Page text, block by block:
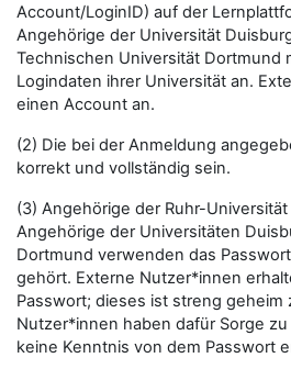
Account/LoginID) auf der
Angehörige der Universität
Technischen Universität Dortmund
Logindaten ihrer Universität an.
einen Account an.
(2) Die bei der Anmeldung
korrekt und vollständig sein.
(3) Angehörige der Ruhr-
Angehörige der Universitäten
Dortmund verwenden das
gehört. Externe Nutzer*innen
Passwort; dieses ist streng geheim
Nutzer*innen haben dafür Sorge
keine Kenntnis von dem Passwort